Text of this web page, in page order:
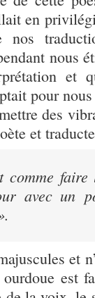
en
nos
nous
et
pour
des
et
comme
avec un
et
est